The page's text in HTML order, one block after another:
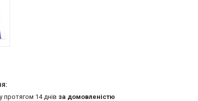
протягом 14 днів за домовленістю